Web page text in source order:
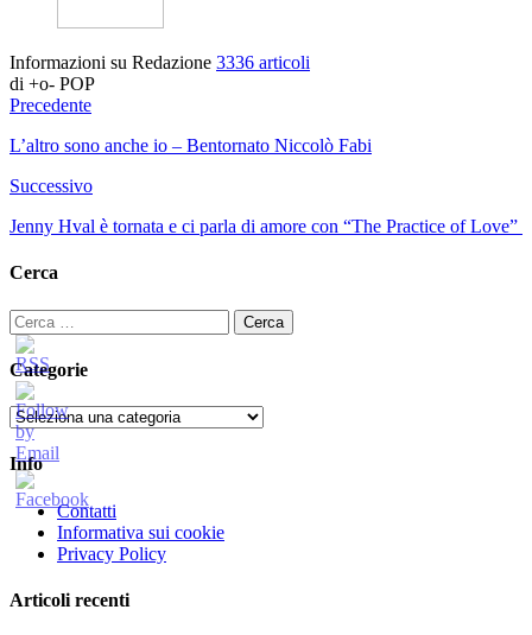
Informazioni su Redazione 3336 articoli
di +o- POP
Precedente
L’altro sono anche io – Bentornato Niccolò Fabi
Successivo
Jenny Hval è tornata e ci parla di amore con “The Practice of Love”
Cerca
Ricerca
per:
Categorie
Categorie
Info
Contatti
Informativa sui cookie
Privacy Policy
Articoli recenti